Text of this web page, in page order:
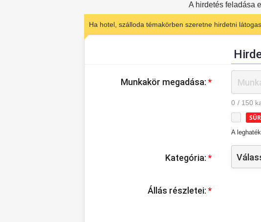
A hirdetés feladása
Ha hotel, szálloda témakörben szeretne hirdetni
Munkakör megadása:*
0 / 150
A
Kategória:*
Állás részletei:*